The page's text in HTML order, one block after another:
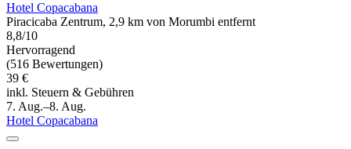
Hotel Copacabana
Piracicaba Zentrum, 2,9 km von Morumbi entfernt
8,8/10
Hervorragend
(516 Bewertungen)
39 €
inkl. Steuern & Gebühren
7. Aug.–8. Aug.
Hotel Copacabana